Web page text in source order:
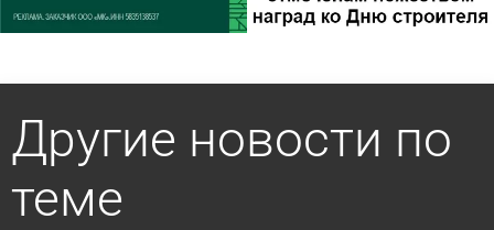
Другие новости по
теме